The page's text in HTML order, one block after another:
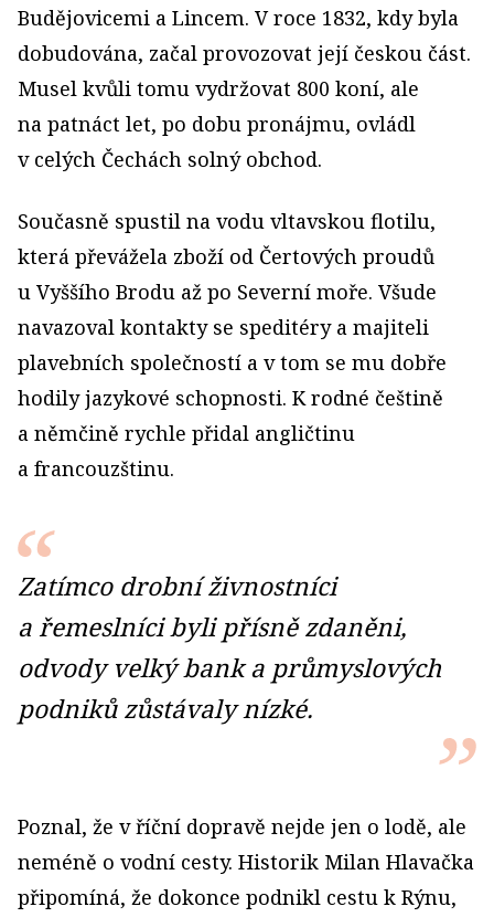
Budějovicemi a Lincem. V roce 1832, kdy byla
dobudována, začal provozovat její českou část.
Musel kvůli tomu vydržovat 800 koní, ale
na patnáct let, po dobu pronájmu, ovládl
v celých Čechách solný obchod.
Současně spustil na vodu vltavskou flotilu,
která převážela zboží od Čertových proudů
u Vyššího Brodu až po Severní moře. Všude
navazoval kontakty se speditéry a majiteli
plavebních společností a v tom se mu dobře
hodily jazykové schopnosti. K rodné češtině
a němčině rychle přidal angličtinu
a francouzštinu.
Zatímco drobní živnostníci
a řemeslníci byli přísně zdaněni,
odvody velký bank a průmyslových
podniků zůstávaly nízké.
Poznal, že v říční dopravě nejde jen o lodě, ale
neméně o vodní cesty. Historik Milan Hlavačka
připomíná, že dokonce podnikl cestu k Rýnu,